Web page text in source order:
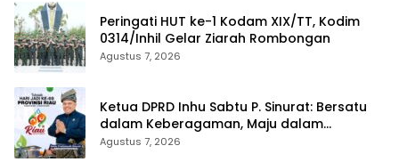
Peringati HUT ke-1 Kodam XIX/TT, Kodim
0314/Inhil Gelar Ziarah Rombongan
Agustus 7, 2026
Ketua DPRD Inhu Sabtu P. Sinurat: Bersatu
dalam Keberagaman, Maju dalam
Pembangunan di HUT ke-69 Provinsi Riau
Agustus 7, 2026